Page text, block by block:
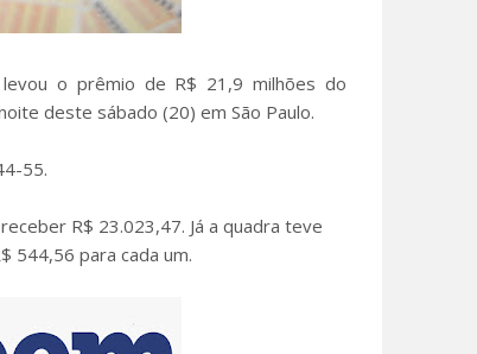
o prêmio de R$ 21,9 milhões do
deste sábado (20) em São Paulo.
55.
R$ 23.023,47. Já a quadra teve
544,56 para cada um.